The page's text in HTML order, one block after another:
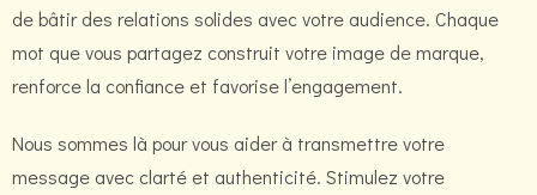
de bâtir des relations solides avec votre audience. Chaque
mot que vous partagez construit votre image de marque,
renforce la confiance et favorise l’engagement.
Nous sommes là pour vous aider à transmettre votre
message avec clarté et authenticité. Stimulez votre